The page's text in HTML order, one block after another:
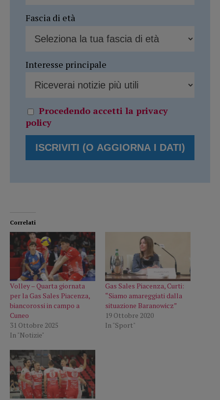
Fascia di età
Interesse principale
Procedendo accetti la privacy
policy
Correlati
Volley – Quarta giornata
per la Gas Sales Piacenza,
biancorossi in campo a
Cuneo
31 Ottobre 2025
In "Notizie"
Gas Sales Piacenza, Curti:
“Siamo amareggiati dalla
situazione Baranowicz”
19 Ottobre 2020
In "Sport"